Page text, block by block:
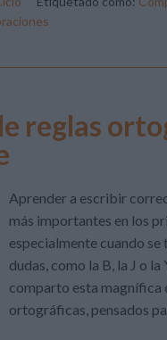
reglas
Aprender a escribir
más importantes en los
especialmente cuando
dudas, como la B, la J o
comparto esta magnífica
ortográficas, pensados